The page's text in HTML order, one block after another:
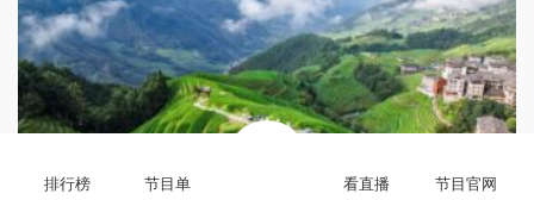
暑期出游 乐享美好时光
排行榜 节目单 看直播 节目官网